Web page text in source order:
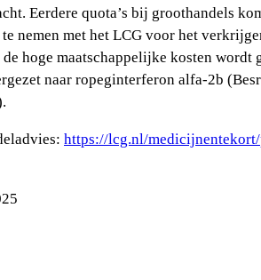
Eerdere quota’s bij groothandels
nemen met het LCG voor het
hoge maatschappelijke kosten wordt
naar ropeginterferon alfa-2b
https://lcg.nl/